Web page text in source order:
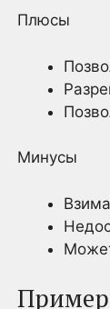
Плюсы
Минусы